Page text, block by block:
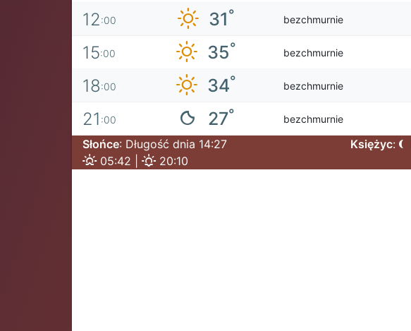
12:00 31° bezchmurnie
15:00 35° bezchmurnie
18:00 34° bezchmurnie
21 :00 27° bezchmurnie
Słońce: Długość dnia 14:27
05:42 |
20:10
Księżyc: